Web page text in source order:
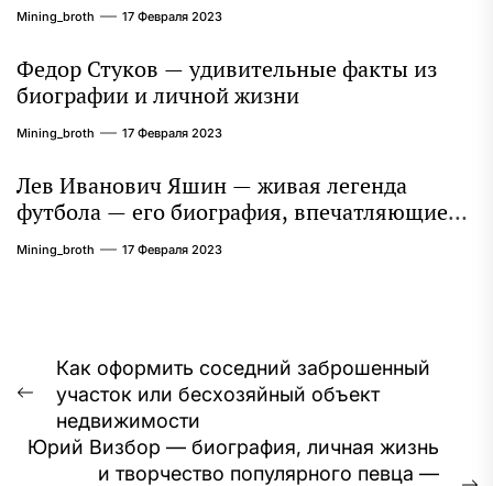
восхищать миллионы
Mining_broth 17 Февраля 2023
Федор Стуков — удивительные факты из
биографии и личной жизни
Mining_broth 17 Февраля 2023
Лев Иванович Яшин — живая легенда
футбола — его биография, впечатляющие
достижения и интересная личная жизнь
Mining_broth 17 Февраля 2023
Навигация
по
записям
Предыдущая
запись:
Как оформить соседний заброшенный
участок или бесхозяйный объект
недвижимости
Юрий Визбор — биография, личная жизнь
и творчество популярного певца —